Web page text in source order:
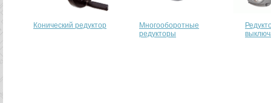
Конический редуктор
Многооборотные
редукторы